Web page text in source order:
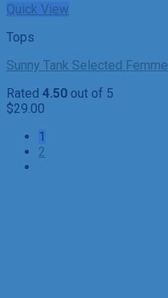
Quick View
Tops
Sunny Tank Selected Femme
Rated 4.50 out of 5
$29.00
1
2